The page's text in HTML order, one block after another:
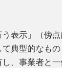
う表示」（傍
典型的なも
、事業者と